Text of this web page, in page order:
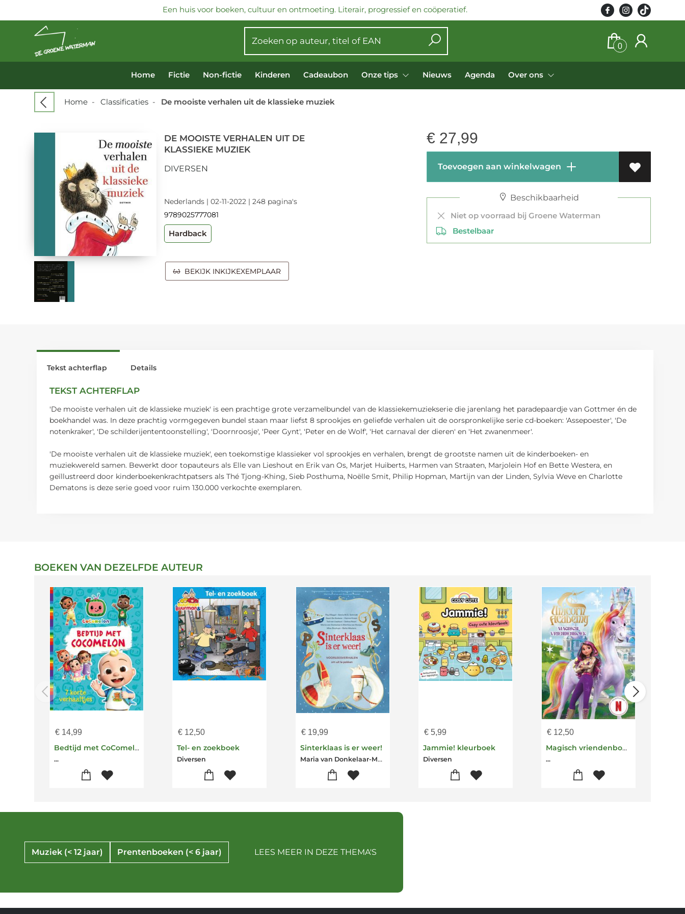
Een huis voor boeken, cultuur en ontmoeting. Literair, progressief en coöperatief.
0
Home Fictie Non-fictie Kinderen Cadeaubon Onze tips Nieuws Agenda Over ons
Home - Classificaties - De mooiste verhalen uit de klassieke muziek
DE MOOISTE VERHALEN UIT DE
KLASSIEKE MUZIEK
DIVERSEN
Nederlands | 02-11-2022 | 248 pagina's
9789025777081
Hardback
BEKIJK INKIJKEXEMPLAAR
€ 27,99
Toevoegen aan winkelwagen
Beschikbaarheid
Niet op voorraad bij Groene Waterman
Bestelbaar
Tekst achterflap
TEKST ACHTERFLAP
'De mooiste verhalen uit de klassieke muziek' is een prachtige grote verzamelbundel van de klassiekemuziekserie die jarenlang het paradepaardje van Gottmer én de
boekhandel was. In deze prachtig vormgegeven bundel staan maar liefst 8 sprookjes en geliefde verhalen uit de oorspronkelijke serie cd-boeken: 'Assepoester', 'De
notenkraker', 'De schilderijententoonstelling', 'Doornroosje', 'Peer Gynt', 'Peter en de Wolf', 'Het carnaval der dieren' en 'Het zwanenmeer'.
'De mooiste verhalen uit de klassieke muziek', een toekomstige klassieker vol sprookjes en verhalen, brengt de grootste namen uit de kinderboeken- en
muziekwereld samen. Bewerkt door topauteurs als Elle van Lieshout en Erik van Os, Marjet Huiberts, Harmen van Straaten, Marjolein Hof en Bette Westera, en
geïllustreerd door kinderboekenkrachtpatsers als Thé Tjong-Khing, Sieb Posthuma, Noëlle Smit, Philip Hopman, Martijn van der Linden, Sylvia Weve en Charlotte
Dematons is deze serie goed voor ruim 130.000 verkochte exemplaren.
Details
BOEKEN VAN DEZELFDE AUTEUR
€ 14,99
Bedtijd met CoComelon
...
€ 12,50
Tel- en zoekboek
Diversen
€19,99
Sinterklaas is er weer!
Maria van Donkelaar-Martine van Rooijen-Diversen
€5,99
Jammie! kleurboek
Diversen
€ 12,50
Magisch vriendenboek Unicorn Academy
...
Muziek (< 12 jaar) Prentenboeken (< 6 jaar) LEES MEER IN DEZE THEMA'S